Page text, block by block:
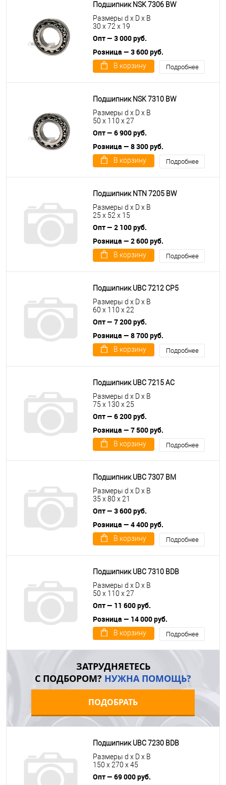
Подшипник NSK 7306 BW
Размеры d x D x B
30 x 72 x 19
Опт — 3 000 руб.
Розница — 3 600 руб.
В корзину Подробнее
Подшипник NSK 7310 BW
Размеры d x D x B
50 x 110 x 27
Опт — 6 900 руб.
Розница — 8 300 руб.
В корзину Подробнее
Подшипник NTN 7205 BW
Размеры d x D x B
25 x 52 x 15
Опт — 2 100 руб.
Розница — 2 600 руб.
В корзину Подробнее
Подшипник UBC 7212 CP5
Размеры d x D x B
60 x 110 x 22
Опт — 7 200 руб.
Розница — 8 700 руб.
В корзину Подробнее
Подшипник UBC 7215 AC
Размеры d x D x B
75 x 130 x 25
Опт — 6 200 руб.
Розница — 7 500 руб.
В корзину Подробнее
Подшипник UBC 7307 BM
Размеры d x D x B
35 x 80 x 21
Опт — 3 600 руб.
Розница — 4 400 руб.
В корзину Подробнее
Подшипник UBC 7310 BDB
Размеры d x D x B
50 x 110 x 27
Опт — 11 600 руб.
Розница — 14 000 руб.
В корзину Подробнее
ЗАТРУДНЯЕТЕСЬ
С ПОДБОРОМ? НУЖНА ПОМОЩЬ?
ПОДОБРАТЬ
Подшипник UBC 7230 BDB
Размеры d x D x B
150 x 270 x 45
Опт — 69 000 руб.